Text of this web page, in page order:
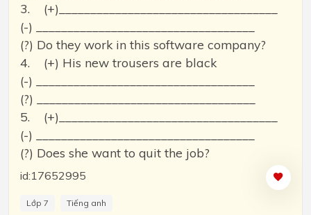
3. (+)___________________________________
(-) ___________________________________
(?) Do they work in this software company?
4. (+) His new trousers are black
(-) ___________________________________
(?) ___________________________________
5. (+)___________________________________
(-) ___________________________________
(?) Does she want to quit the job?
id:17652995
Lớp 7 Tiếng anh